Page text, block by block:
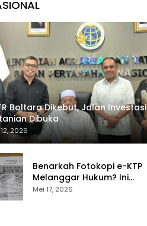
Boltara Dikebut, Jalan Investasi
Dibuka
2026
Benarkah Fotokopi e-KTP
Melanggar Hukum? Ini
Penjelasan Dukcapil
Mei 17, 2026